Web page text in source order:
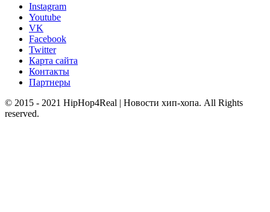
Instagram
Youtube
VK
Facebook
Twitter
Карта сайта
Контакты
Партнеры
© 2015 - 2021 HipHop4Real | Новости хип-хопа. All Rights
reserved.